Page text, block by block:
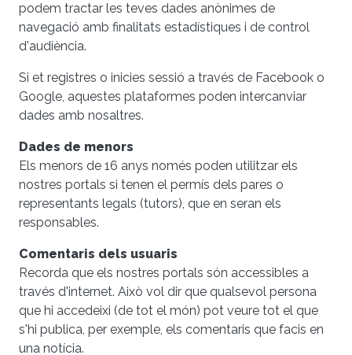
podem tractar les teves dades anònimes de
navegació amb finalitats estadístiques i de control
d'audiència.
Si et registres o inicies sessió a través de Facebook o
Google, aquestes plataformes poden intercanviar
dades amb nosaltres.
Dades de menors
Els menors de 16 anys només poden utilitzar els
nostres portals si tenen el permís dels pares o
representants legals (tutors), que en seran els
responsables.
Comentaris dels usuaris
Recorda que els nostres portals són accessibles a
través d'internet. Això vol dir que qualsevol persona
que hi accedeixi (de tot el món) pot veure tot el que
s'hi publica, per exemple, els comentaris que facis en
una notícia.